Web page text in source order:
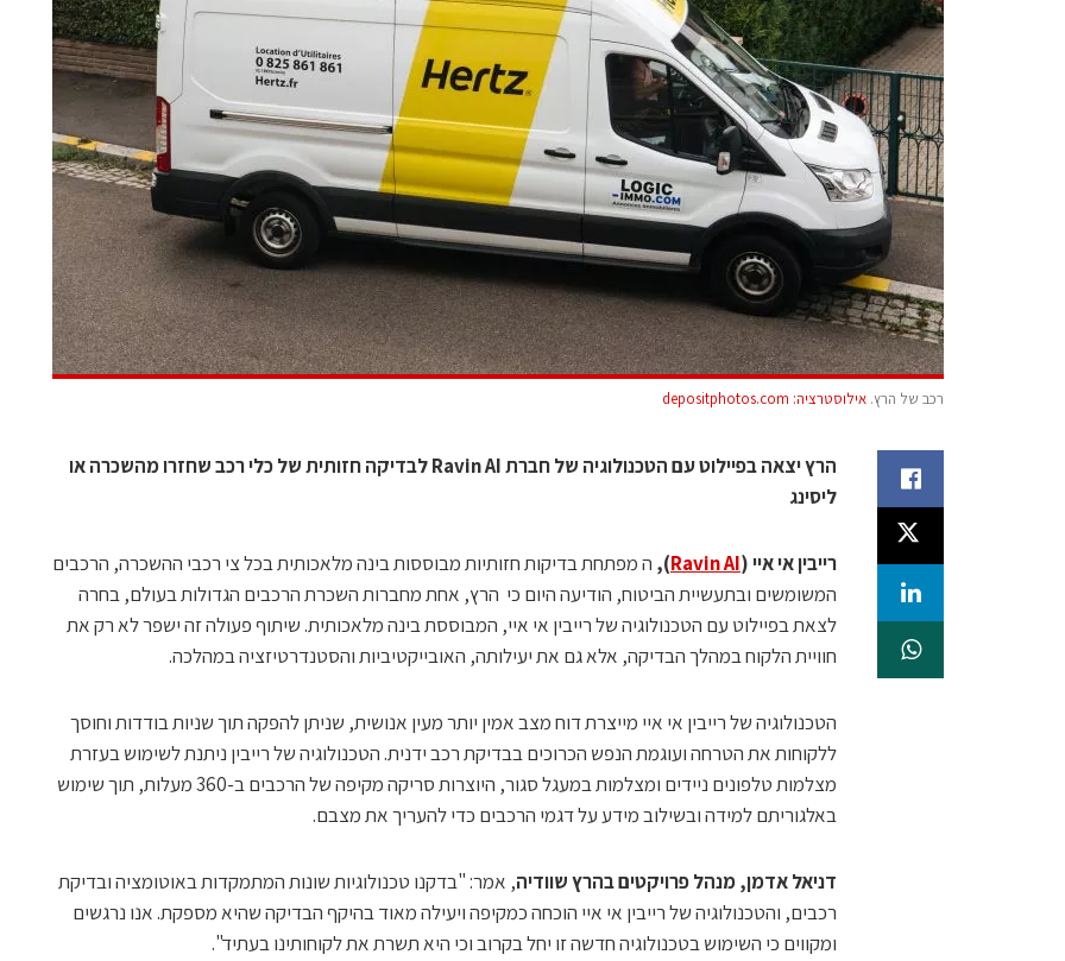
רכב של הרץ. אילוסטרציה: depositphotos.com
הרץ יצאה בפיילוט עם הטכנולוגיה של חברת Ravin AI לבדיקה חזותית של כלי רכב שחזרו מהשכרה או
ליסינג
רייבין אי איי (Ravin AI
), ה מפתחת בדיקות חזותיות מבוססות בינה מלאכותית בכל צי רכבי ההשכרה, הרכבים
המשומשים ובתעשיית הביטוח, הודיעה היום כי הרץ, אחת מחברות השכרת הרכבים הגדולות בעולם, בחרה
לצאת בפיילוט עם הטכנולוגיה של רייבין אי איי, המבוססת בינה מלאכותית. שיתוף פעולה זה ישפר לא רק את
חוויית הלקוח במהלך הבדיקה, אלא גם את יעילותה, האובייקטיביות והסטנדרטיזציה במהלכה.
הטכנולוגיה של רייבין אי איי מייצרת דוח מצב אמין יותר מעין אנושית, שניתן להפקה תוך שניות בודדות וחוסך
ללקוחות את הטרחה ועוגמת הנפש הכרוכים בבדיקת רכב ידנית. הטכנולוגיה של רייבין ניתנת לשימוש בעזרת
מצלמות טלפונים ניידים ומצלמות במעגל סגור, היוצרות סריקה מקיפה של הרכבים ב-360 מעלות, תוך שימוש
באלגוריתם למידה ובשילוב מידע על דגמי הרכבים כדי להעריך את מצבם.
דניאל אדמן, מנהל פרויקטים בהרץ שוודיה, אמר: "בדקנו טכנולוגיות שונות המתמקדות באוטומציה ובדיקת
רכבים, והטכנולוגיה של רייבין אי איי הוכחה כמקיפה ויעילה מאוד בהיקף הבדיקה שהיא מספקת. אנו נרגשים
ומקווים כי השימוש בטכנולוגיה חדשה זו יחל בקרוב וכי היא תשרת את לקוחותינו בעתיד".